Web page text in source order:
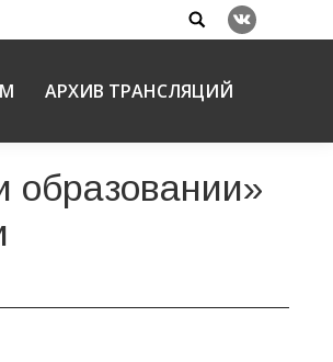
Search:
Вконтакте
АРХИВ ТРАНСЛЯЦИЙ
образовании»